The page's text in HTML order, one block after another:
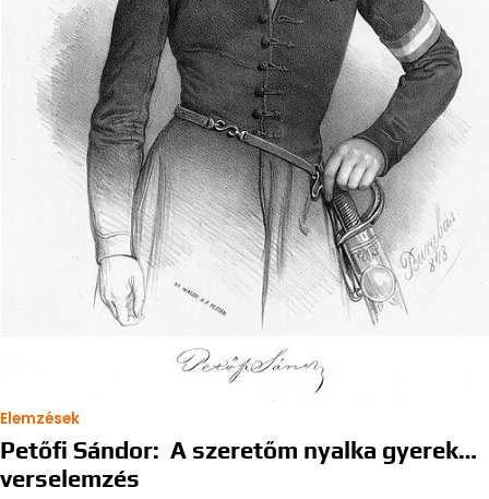
Elemzések
Petőfi Sándor: A szeretőm nyalka gyerek…
verselemzés